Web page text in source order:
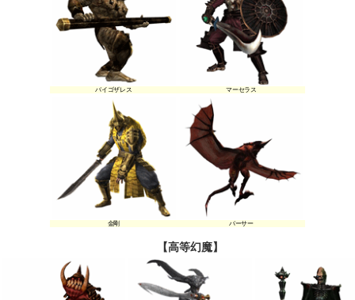
バイゴザレス マーセラス
金剛 バーサー
【高等幻魔】